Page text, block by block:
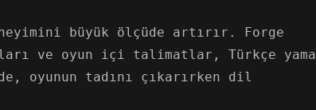
büyük ölçüde artırır. Forge
ve oyun içi talimatlar, Türkçe yama
oyunun tadını çıkarırken dil